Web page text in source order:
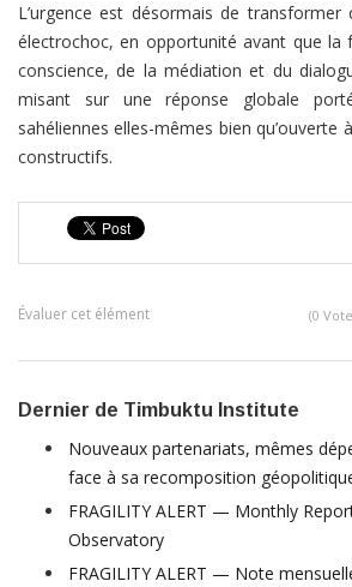
L’urgence est désormais de
électrochoc, en opportunité avant que la
conscience, de la médiation et du
misant sur une réponse globale
sahéliennes elles-mêmes bien qu’ouverte
constructifs.
Évaluer cet élément (0
Dernier de Timbuktu Institute
Nouveaux partenariats, mêmes
face à sa recomposition
FRAGILITY ALERT — Monthly
Observatory
FRAGILITY ALERT — Note